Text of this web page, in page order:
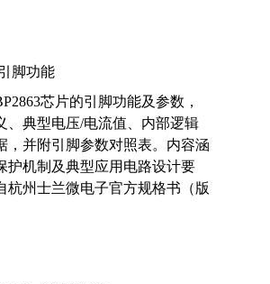
脚功能
芯片的引脚功能及参数，
、典型电压/电流值、内部逻辑
，并附引脚参数对照表。内容涵
护机制及典型应用电路设计要
杭州士兰微电子官方规格书（版